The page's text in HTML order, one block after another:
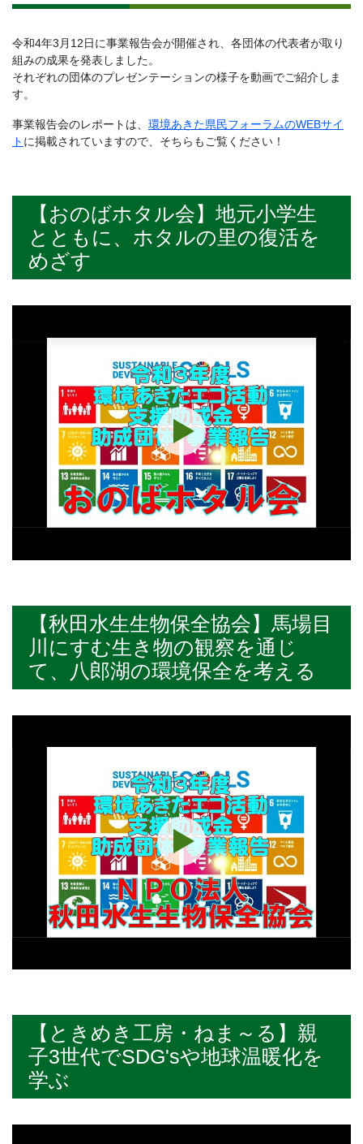
令和4年3月12日に事業報告会が開催され、各団体の代表者が取り
組みの成果を発表しました。
それぞれの団体のプレゼンテーションの様子を動画でご紹介しま
す。
事業報告会のレポートは、 環境あきた県民フォーラムのWEBサイ
ト に掲載されていますので、そちらもご覧ください！
【おのばホタル会】地元小学生
とともに、ホタルの里の復活を
めざす
【秋田水生生物保全協会】馬場目
川にすむ生き物の観察を通じ
て、八郎湖の環境保全を考える
【ときめき工房・ねま～る】親
子3世代でSDG'sや地球温暖化を
学ぶ